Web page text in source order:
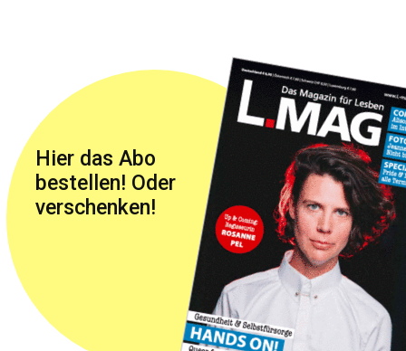
Hier das Abo
bestellen! Oder
verschenken!